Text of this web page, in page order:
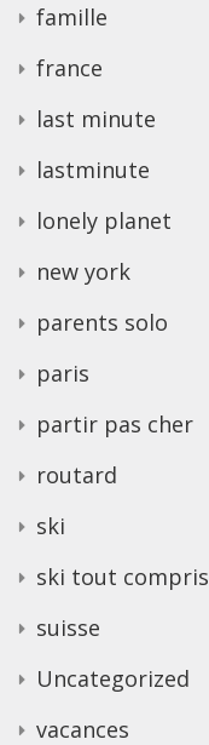
famille
france
last minute
lastminute
lonely planet
new york
parents solo
paris
partir pas cher
routard
ski
ski tout compris
suisse
Uncategorized
vacances